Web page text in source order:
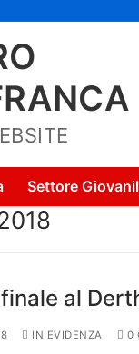
Settore
al
IN EVIDENZA 0